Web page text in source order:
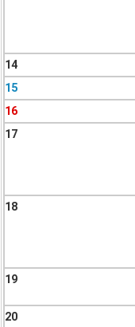
14
15
16
17
18
19
20